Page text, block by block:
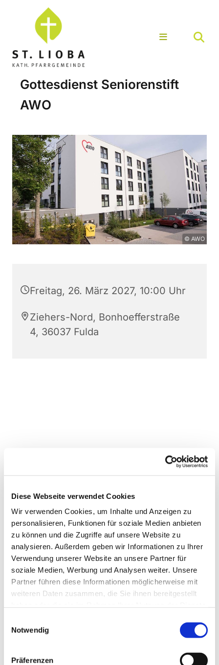
Diese Webseite verwendet Cookies
Wir verwenden Cookies, um Inhalte und Anzeigen zu
personalisieren, Funktionen für soziale Medien anbieten
zu können und die Zugriffe auf unsere Website zu
analysieren. Außerdem geben wir Informationen zu Ihrer
Verwendung unserer Website an unsere Partner für
soziale Medien, Werbung und Analysen weiter. Unsere
Partner führen diese Informationen möglicherweise mit
weiteren Daten zusammen, die Sie ihnen bereitgestellt
Notwendig
Präferenzen
Gottesdienst Seniorenstift
AWO
© AWO
Freitag, 26. März 2027, 10:00 Uhr
Ziehers-Nord, Bonhoefferstraße
4, 36037 Fulda
Dies könnte Sie auch
interessieren